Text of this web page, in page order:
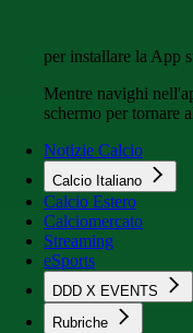
per installare la App
Mentre navighi
schermo per tornare
Notizie Calcio
Calcio Italiano
Calcio Estero
Calciomercato
Streaming
eSports
DDD X EVENTS
Rubriche